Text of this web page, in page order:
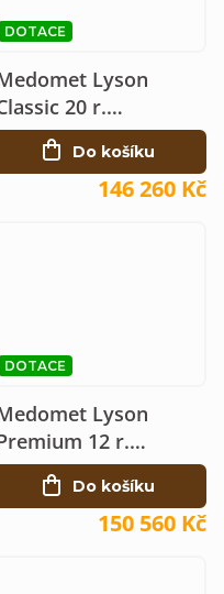
DOTACE
Lyson
20 r.
230V Ø120,
Langstroth
146 260 Kč
Do košíku
DOTACE
Lyson
12 r.
230V Ø100
150 560 Kč
Do košíku